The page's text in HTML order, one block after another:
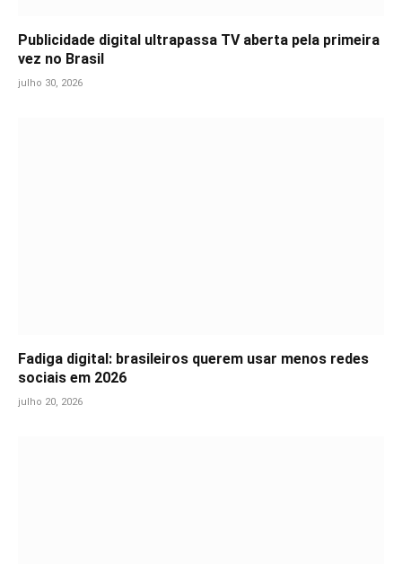
Publicidade digital ultrapassa TV aberta pela primeira
vez no Brasil
julho 30, 2026
Fadiga digital: brasileiros querem usar menos redes
sociais em 2026
julho 20, 2026